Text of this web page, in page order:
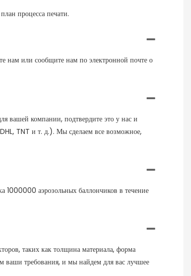
процесса печати.
нам или сообщите нам по электронной почте о
вашей компании, подтвердите это у нас и
TNT и т. д.). Мы сделаем все возможное,
1000000 аэрозольных баллончиков в течение
таких как толщина материала, форма
ваши требования, и мы найдем для вас лучшее